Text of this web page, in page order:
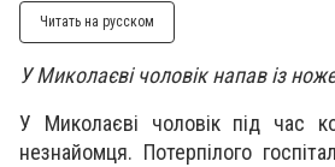
Читать на русском
У Миколаєві чоловік напав із
У Миколаєві чоловік під час
незнайомця. Потерпілого